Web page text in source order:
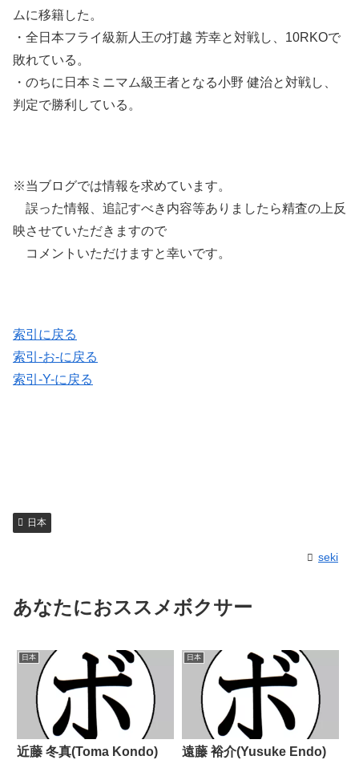
ムに移籍した。
・全日本フライ級新人王の打越 芳幸と対戦し、10RKOで
敗れている。
・のちに日本ミニマム級王者となる小野 健治と対戦し、
判定で勝利している。
※当ブログでは情報を求めています。
誤った情報、追記すべき内容等ありましたら精査の上反
映させていただきますので
コメントいただけますと幸いです。
索引に戻る
索引-お-に戻る
索引-Y-に戻る
日本
seki
あなたにおススメボクサー
日本
近藤 冬真(Toma Kondo)
日本
遠藤 裕介(Yusuke Endo)